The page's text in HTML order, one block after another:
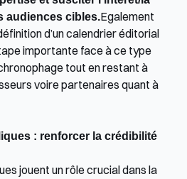
audiences cibles.Egalement
d’un calendrier éditorial
importante face à ce type
tout en restant à
voire partenaires quant à
: renforcer la crédibilité
jouent un rôle crucial dans la